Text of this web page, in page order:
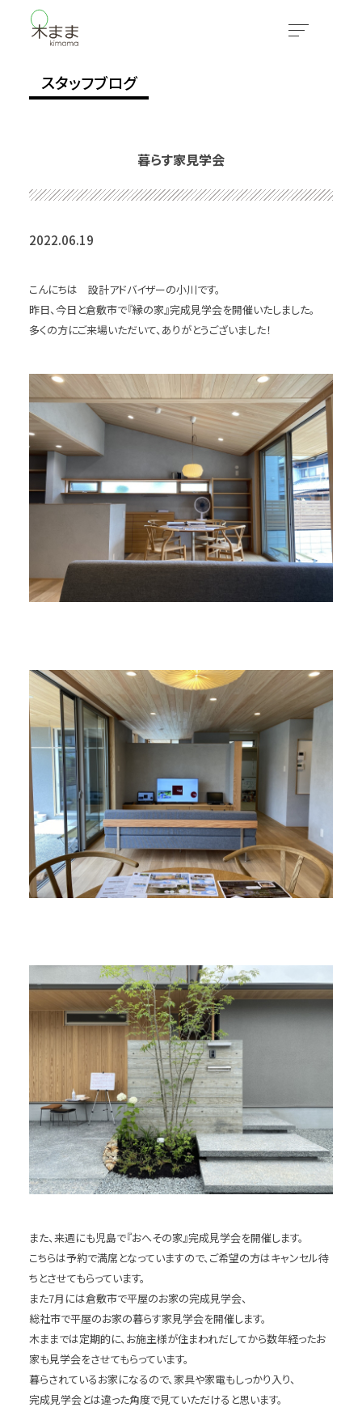
スタッフブログ
暮らす家見学会
2022.06.19
こんにちは 設計アドバイザーの小川です。
昨日、今日と倉敷市で『縁の家』完成見学会を開催いたしました。
多くの方にご来場いただいて、ありがとうございました！
また、来週にも児島で『おへその家』完成見学会を開催します。
こちらは予約で満席となっていますので、ご希望の方はキャンセル待
ちとさせてもらっています。
また7月には倉敷市で平屋のお家の完成見学会、
総社市で平屋のお家の暮らす家見学会を開催します。
木ままでは定期的に、お施主様が住まわれだしてから数年経ったお
家も見学会をさせてもらっています。
暮らされているお家になるので、家具や家電もしっかり入り、
完成見学会とは違った角度で見ていただけると思います。